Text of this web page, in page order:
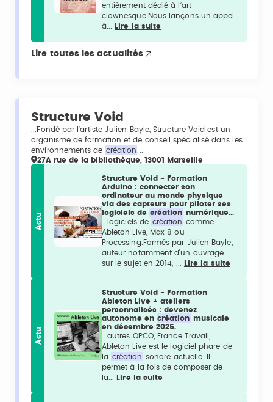
entièrement dédié à l’art
clownesque.Nous lançons un appel
à...
Lire la suite
Lire toutes les actualités
Structure Void
...Fondé par l’artiste Julien Bayle, Structure Void est un
organisme de formation et de conseil spécialisé dans les
environnements de création
27A rue de la bibliothèque, 13001 Marseille
Actu
Structure Void - Formation
Arduino : connecter son
ordinateur au monde physique
via des capteurs pour piloter ses
logiciels de création numérique...
...logiciels de création comme
Ableton Live, Max 8 ou
Processing.Formés par Julien Bayle,
auteur notamment d’un ouvrage
sur le sujet en 2014, ...
Lire la suite
Actu
Structure Void - Formation
Ableton Live + ateliers
personnalisés : devenez
autonome en création musicale
en décembre 2025.
...autres OPCO, France Travail, …
Ableton Live est le logiciel phare de
la création sonore actuelle. Il
permet à la fois de composer de
la...
Lire la suite